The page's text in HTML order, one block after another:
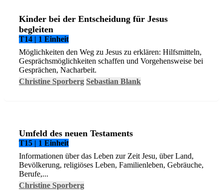
Kinder bei der Entscheidung für Jesus
begleiten
T14 | 1 Einheit
Möglichkeiten den Weg zu Jesus zu erklären: Hilfsmitteln,
Gesprächsmöglichkeiten schaffen und Vorgehensweise bei
Gesprächen, Nacharbeit.
Christine Sporberg Sebastian Blank
Umfeld des neuen Testaments
T15 | 1 Einheit
Informationen über das Leben zur Zeit Jesu, über Land,
Bevölkerung, religiöses Leben, Familienleben, Gebräuche,
Berufe,...
Christine Sporberg